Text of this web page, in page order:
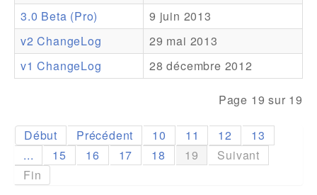
Theme Packs
Translation Packs
Support
3.0 Beta (Pro)
9 juin 2013
v2 ChangeLog
29 mai 2013
v1 ChangeLog
28 décembre 2012
Page 19 sur 19
Début Précédent 10 11 12
13
...
15 16 17 18 19
Suivant
Fin